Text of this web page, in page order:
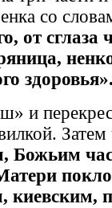
со
от сглаза
и
Затем
Божьим
киевским,